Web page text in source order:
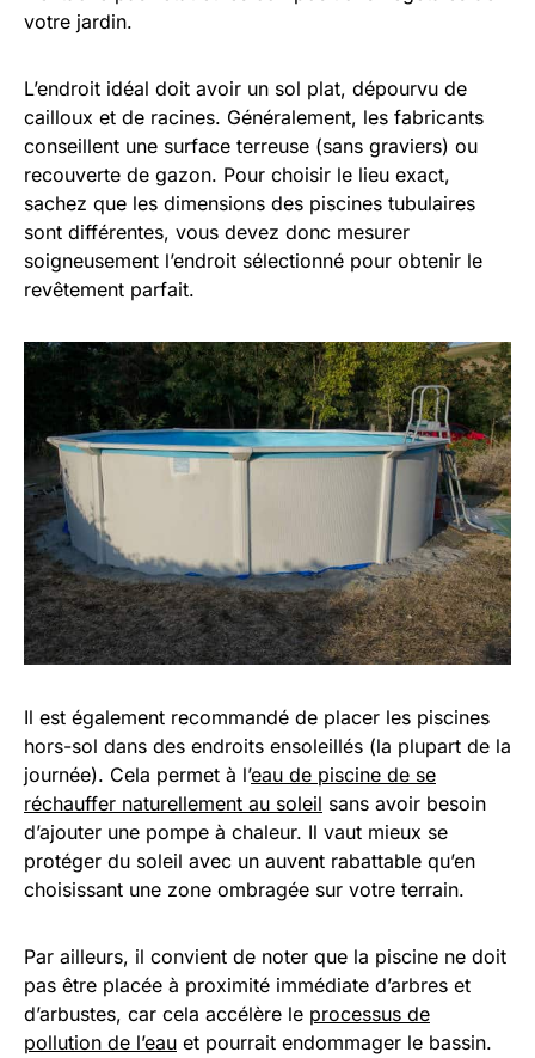
votre jardin.
L’endroit idéal doit avoir un sol plat, dépourvu de
cailloux et de racines. Généralement, les fabricants
conseillent une surface terreuse (sans graviers) ou
recouverte de gazon. Pour choisir le lieu exact,
sachez que les dimensions des piscines tubulaires
sont différentes, vous devez donc mesurer
soigneusement l’endroit sélectionné pour obtenir le
revêtement parfait.
Il est également recommandé de placer les piscines
hors-sol dans des endroits ensoleillés (la plupart de la
journée). Cela permet à l’eau de piscine de se
réchauffer naturellement au soleil sans avoir besoin
d’ajouter une pompe à chaleur. Il vaut mieux se
protéger du soleil avec un auvent rabattable qu’en
choisissant une zone ombragée sur votre terrain.
Par ailleurs, il convient de noter que la piscine ne doit
pas être placée à proximité immédiate d’arbres et
d’arbustes, car cela accélère le processus de
pollution de l’eau et pourrait endommager le bassin.